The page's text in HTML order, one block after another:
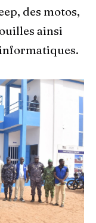
des motos,
ainsi